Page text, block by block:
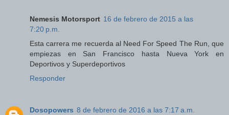
Nemesis Motorsport 16 de febrero de 2015 a las
7:20 p.m.
Esta carrera me recuerda al Need For Speed The Run, que
empiezas en San Francisco hasta Nueva York en
Deportivos y Superdeportivos
Responder
Dosopowers 8 de febrero de 2016 a las 7:17 a.m.